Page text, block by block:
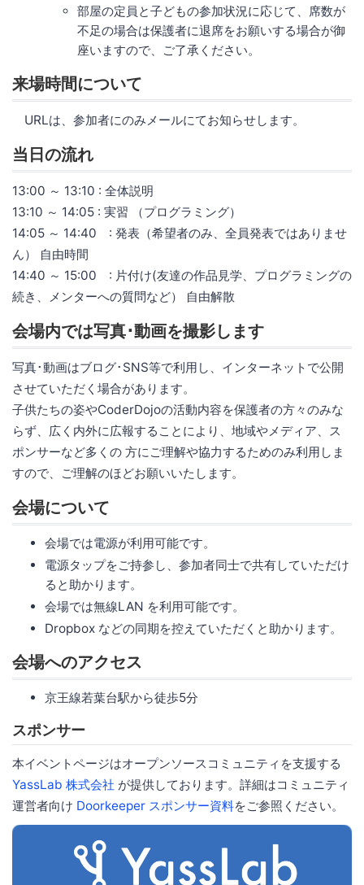
部屋の定員と子どもの参加状況に応じて、席数が
不足の場合は保護者に退席をお願いする場合が御
座いますので、ご了承ください。
来場時間について
URLは、参加者にのみメールにてお知らせします。
当日の流れ
13:00 ～ 13:10 : 全体説明
13:10 ～ 14:05 : 実習 （プログラミング）
14:05 ～ 14:40 : 発表（希望者のみ、全員発表ではありませ
ん） 自由時間
14:40 ～ 15:00 : 片付け(友達の作品見学、プログラミングの
続き、メンターへの質問など） 自由解散
会場内では写真･動画を撮影します
写真･動画はブログ･SNS等で利用し、インターネットで公開
させていただく場合があります。
子供たちの姿やCoderDojoの活動内容を保護者の方々のみな
らず、広く内外に広報することにより、地域やメディア、ス
ポンサーなど多くの 方にご理解や協力するためのみ利用しま
すので、ご理解のほどお願いいたします。
会場について
会場では電源が利用可能です。
電源タップをご持参し、参加者同士で共有していただけ
ると助かります。
会場では無線LAN を利用可能です。
Dropbox などの同期を控えていただくと助かります。
会場へのアクセス
京王線若葉台駅から徒歩5分
スポンサー
本イベントページはオープンソースコミュニティを支援する
YassLab 株式会社 が提供しております。詳細はコミュニティ
運営者向け Doorkeeper スポンサー資料をご参照ください。